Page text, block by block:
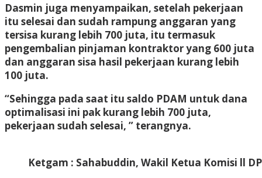
Dasmin juga menyampaikan, setelah pekerjaan
itu selesai dan sudah rampung anggaran yang
tersisa kurang lebih 700 juta, itu termasuk
pengembalian pinjaman kontraktor yang 600 juta
dan anggaran sisa hasil pekerjaan kurang lebih
100 juta.
“Sehingga pada saat itu saldo PDAM untuk dana
optimalisasi ini pak kurang lebih 700 juta,
pekerjaan sudah selesai, ” terangnya.
Ketgam : Sahabuddin, Wakil Ketua Komisi ll